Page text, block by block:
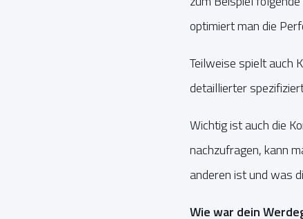
optimiert man die
Teilweise spielt auch
detaillierter
Wichtig ist auch die
nachzufragen, kann
anderen ist und was
Wie war dein